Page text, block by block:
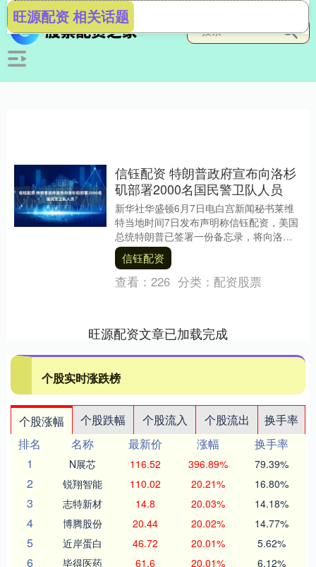
旺源配资 相关话题
信钰配资 特朗普政府宣布向洛杉
矶部署2000名国民警卫队人员
新华社华盛顿6月7日电白宫新闻秘书莱维
特当地时间7日发布声明称信钰配资，美国
总统特朗普已签署一份备忘录，将向洛杉
矶部署2000名国民警卫队人员，以协助联
邦机构执....
信钰配资
查看： 226 分类： 配资股票
旺源配资文章已加载完成
个股实时涨跌榜
个股涨幅 个股跌幅 个股流入 个股流出
换手率
排名
名称 最新价 涨幅
换手率
1
N展芯 116.52 396.89% 79.39%
2 锐翔智能 110.02 20.21% 16.80%
3 志特新材 14.8 20.03% 14.18%
4 博腾股份 20.44 20.02% 14.77%
5 近岸蛋白 46.72 20.01% 5.62%
6 毕得医药 61.6 20.01% 6.12%